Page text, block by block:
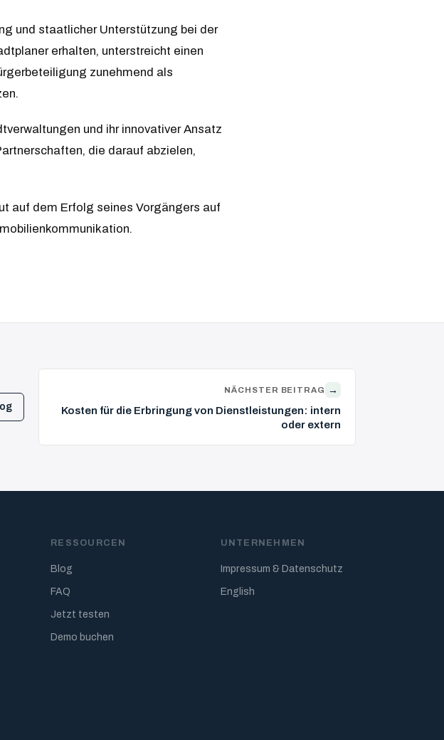
und staatlicher Unterstützung bei der
erhalten, unterstreicht einen
zunehmend als
und ihr innovativer Ansatz
die darauf abzielen,
auf dem Erfolg seines Vorgängers auf
NÄCHSTER BEITRAG →
Kosten für die Erbringung von Dienstleistungen: intern
oder extern
RESSOURCEN
Blog
FAQ
Jetzt testen
Demo buchen
UNTERNEHMEN
Impressum & Datenschutz
English